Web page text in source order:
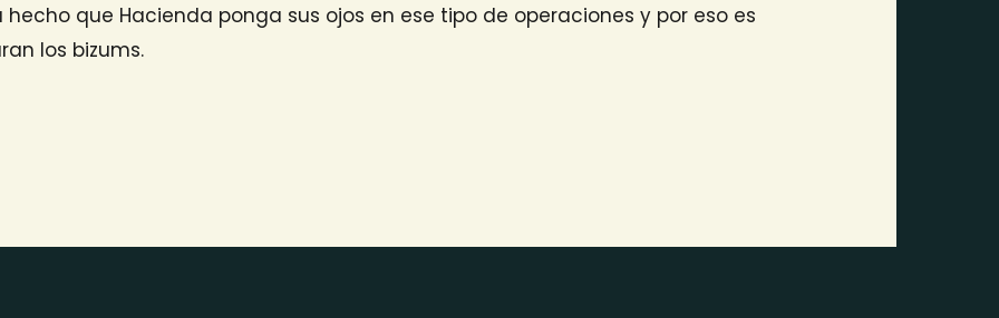
que Hacienda ponga sus ojos en ese tipo de operaciones y por eso es
los bizums.